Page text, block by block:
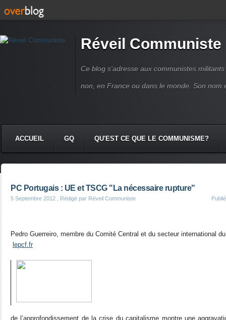
Réveil Communiste
Ce blog s'adresse aux communistes
non, en France ou dans le monde. Son nom
ACCUEIL GQ QU'EST CE QUE LE COMMUNISME?
PC Portugais : UE et TSCG "La nécessaire rupture"
5 Septembre 2012 , Rédigé par Réveil Communiste
Pedro Guerreiro, membre du Comité Central et du secteur international
lepcf.fr
de l’approfondissement de la crise du capitalisme montre une